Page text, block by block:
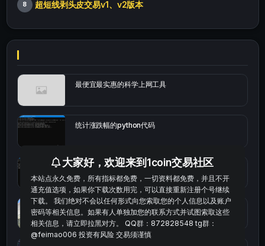
8 超短线剥头皮交易v1、v2版本
最便宜最实惠的科学上网工具
统计涨跌幅的python代码
okx的短线量化的免费版本
bybit安卓端
大家好，欢迎来到1coin交易社区
本站点永久免费，所有指标都免费，一切资料都免费，并且不开
通充值选项，如果你下载次数用完，可以直接重新注册个号继续
下载。 我们绝对不会以任何形式向您索取您的个人信息以及账户
密码等相关信息。如果有人单独加您的联系方式并试图索取这些
相关信息，请立即拉黑对方。 QQ群：872828548 tg群：
@feimao006 投资有风险 交易须谨慎